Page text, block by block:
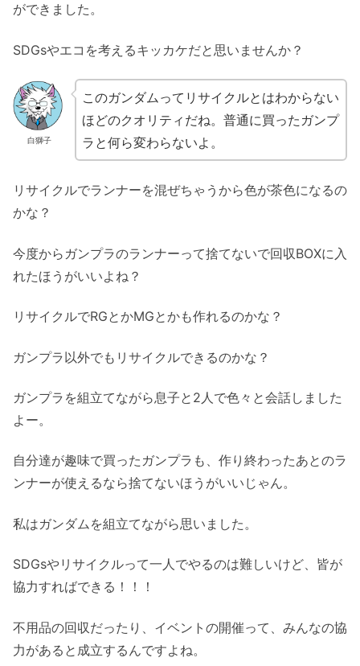
ができました。
SDGsやエコを考えるキッカケだと思いませんか？
白獅子
このガンダムってリサイクルとはわからない
ほどのクオリティだね。普通に買ったガンプ
ラと何ら変わらないよ。
リサイクルでランナーを混ぜちゃうから色が茶色になるの
かな？
今度からガンプラのランナーって捨てないで回収BOXに入
れたほうがいいよね？
リサイクルでRGとかMGとかも作れるのかな？
ガンプラ以外でもリサイクルできるのかな？
ガンプラを組立てながら息子と2人で色々と会話しました
よー。
自分達が趣味で買ったガンプラも、作り終わったあとのラ
ンナーが使えるなら捨てないほうがいいじゃん。
私はガンダムを組立てながら思いました。
SDGsやリサイクルって一人でやるのは難しいけど、皆が
協力すればできる！！！
不用品の回収だったり、イベントの開催って、みんなの協
力があると成立するんですよね。